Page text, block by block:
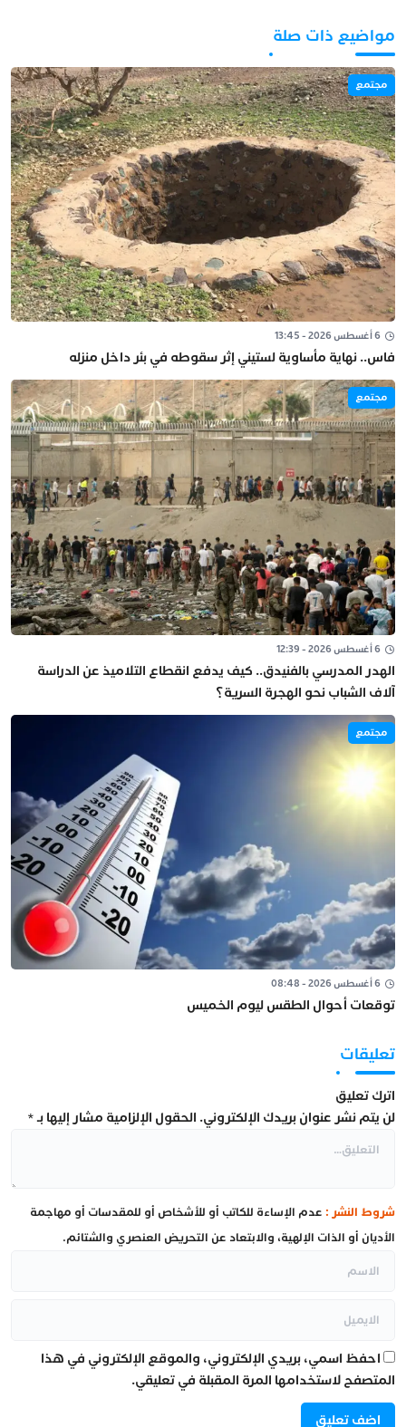
مواضيع ذات صلة
مجتمع
6 أغسطس 2026 - 13:45
فاس.. نهاية مأساوية لستيني إثر سقوطه في بئر داخل منزله
مجتمع
6 أغسطس 2026 - 12:39
الهدر المدرسي بالفنيدق.. كيف يدفع انقطاع التلاميذ عن الدراسة
آلاف الشباب نحو الهجرة السرية؟
مجتمع
6 أغسطس 2026 - 08:48
توقعات أحوال الطقس ليوم الخميس
تعليقات
اترك تعليق
لن يتم نشر عنوان بريدك الإلكتروني. الحقول الإلزامية مشار إليها بـ*
شروط النشر : عدم الإساءة للكاتب أو للأشخاص أو للمقدسات أو مهاجمة
الأديان أو الذات الإلهية، والابتعاد عن التحريض العنصري والشتائم.
احفظ اسمي، بريدي الإلكتروني، والموقع الإلكتروني في هذا
المتصفح لاستخدامها المرة المقبلة في تعليقي.